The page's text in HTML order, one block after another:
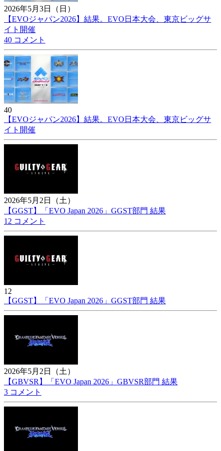
2026年5月3日（日）
【EVOジャパン2026】結果。EVO日本大会、東京ビッグサ
イト開催
40 コメント
40
【EVOジャパン2026】結果。EVO日本大会、東京ビッグサ
イト開催
2026年5月2日（土）
【GGST】「EVO Japan 2026」GGST部門 結果
12 コメント
12
【GGST】「EVO Japan 2026」GGST部門 結果
2026年5月2日（土）
【GBVSR】「EVO Japan 2026」GBVSR部門 結果
3 コメント